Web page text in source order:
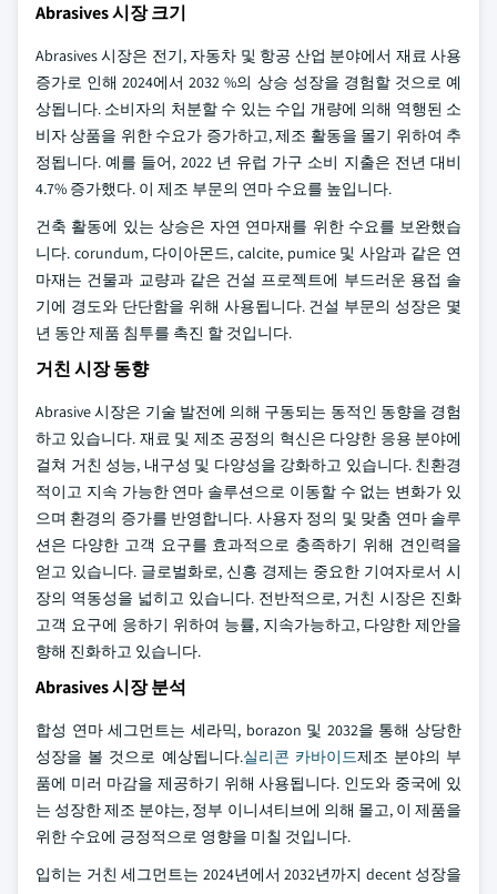
Abrasives 시장 크기
Abrasives 시장은 전기, 자동차 및 항공 산업 분야에서 재료 사용
증가로 인해 2024에서 2032 %의 상승 성장을 경험할 것으로 예
상됩니다. 소비자의 처분할 수 있는 수입 개량에 의해 역행된 소
비자 상품을 위한 수요가 증가하고, 제조 활동을 몰기 위하여 추
정됩니다. 예를 들어, 2022 년 유럽 가구 소비 지출은 전년 대비
4.7% 증가했다. 이 제조 부문의 연마 수요를 높입니다.
건축 활동에 있는 상승은 자연 연마재를 위한 수요를 보완했습
니다. corundum, 다이아몬드, calcite, pumice 및 사암과 같은 연
마재는 건물과 교량과 같은 건설 프로젝트에 부드러운 용접 솔
기에 경도와 단단함을 위해 사용됩니다. 건설 부문의 성장은 몇
년 동안 제품 침투를 촉진 할 것입니다.
거친 시장 동향
Abrasive 시장은 기술 발전에 의해 구동되는 동적인 동향을 경험
하고 있습니다. 재료 및 제조 공정의 혁신은 다양한 응용 분야에
걸쳐 거친 성능, 내구성 및 다양성을 강화하고 있습니다. 친환경
적이고 지속 가능한 연마 솔루션으로 이동할 수 없는 변화가 있
으며 환경의 증가를 반영합니다. 사용자 정의 및 맞춤 연마 솔루
션은 다양한 고객 요구를 효과적으로 충족하기 위해 견인력을
얻고 있습니다. 글로벌화로, 신흥 경제는 중요한 기여자로서 시
장의 역동성을 넓히고 있습니다. 전반적으로, 거친 시장은 진화
고객 요구에 응하기 위하여 능률, 지속가능하고, 다양한 제안을
향해 진화하고 있습니다.
Abrasives 시장 분석
합성 연마 세그먼트는 세라믹, borazon 및 2032을 통해 상당한
성장을 볼 것으로 예상됩니다.실리콘 카바이드제조 분야의 부
품에 미러 마감을 제공하기 위해 사용됩니다. 인도와 중국에 있
는 성장한 제조 분야는, 정부 이니셔티브에 의해 몰고, 이 제품을
위한 수요에 긍정적으로 영향을 미칠 것입니다.
입히는 거친 세그먼트는 2024년에서 2032년까지 decent 성장을